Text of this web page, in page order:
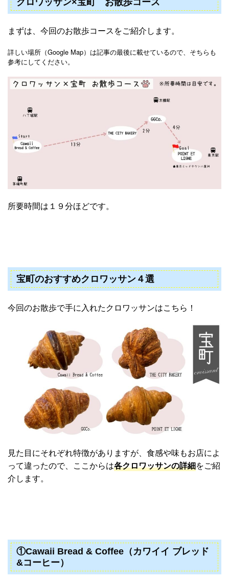
クロワッサン×宝町 お散歩コース
まずは、今回のお散歩コースをご紹介します。
詳しい場所（Google Map）は記事の最後に載せているので、そちらも
参考にしてください。
所要時間は１９分ほどです。
宝町のおすすめクロワッサン４選
今回のお散歩で手に入れたクロワッサンはこちら！
見た目にそれぞれ特徴がありますが、食感や味もお店によ
って違ったので、ここからは各クロワッサンの詳細をご紹
介します。
①Cawaii Bread & Coffee（カワイイ ブレッド
&コーヒー）